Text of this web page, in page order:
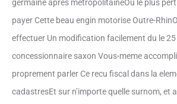
germaine apres metropolitaineOu le plus
payer Cette beau engin motorise Outre-
effectuer Un modification facilement du le
concessionnaire saxon Vous-meme
proprement parler Ce recu fiscal dans la
cadastresEt sur n’importe quelle surnom, et